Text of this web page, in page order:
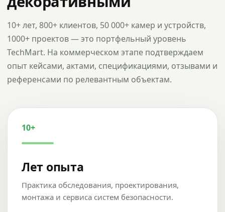
10+ лет, 800+ клиентов, 50 000+ камер и устройств,
1000+ проектов — это портфельный уровень
TechMart. На коммерческом этапе подтверждаем
опыт кейсами, актами, спецификациями, отзывами и
референсами по релевантным объектам.
10+
Лет опыта
Практика обследования, проектирования,
монтажа и сервиса систем безопасности.